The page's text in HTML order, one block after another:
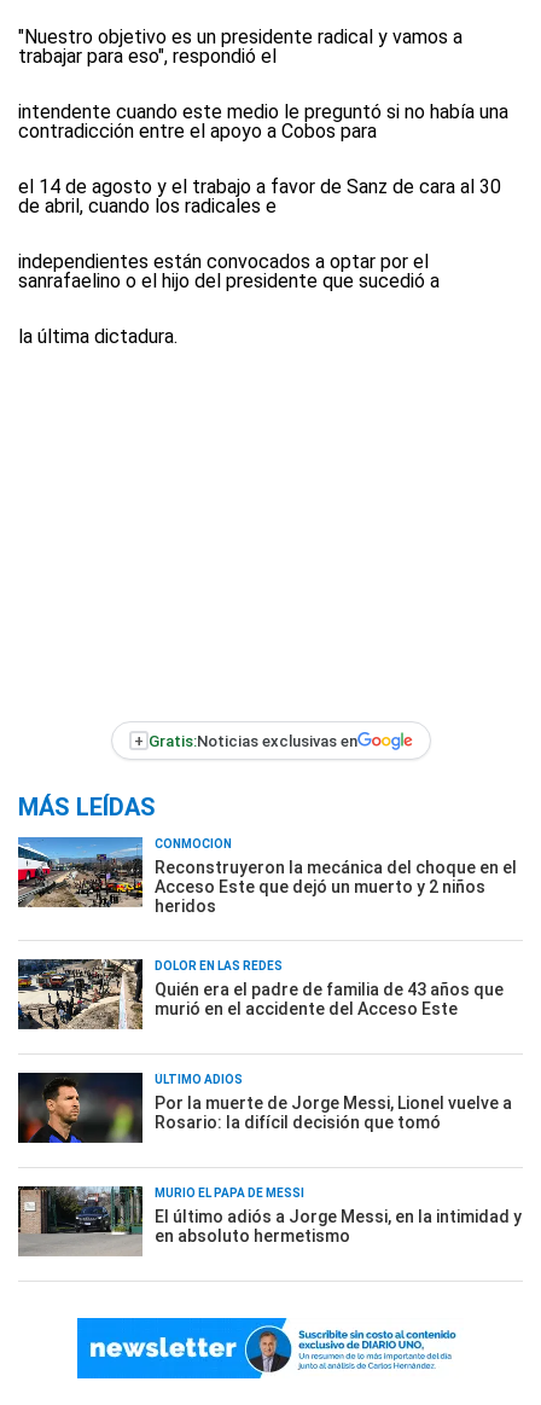
"Nuestro objetivo es un presidente radical y vamos a
trabajar para eso", respondió el
intendente cuando este medio le preguntó si no había una
contradicción entre el apoyo a Cobos para
el 14 de agosto y el trabajo a favor de Sanz de cara al 30
de abril, cuando los radicales e
independientes están convocados a optar por el
sanrafaelino o el hijo del presidente que sucedió a
la última dictadura.
+ Gratis:Noticias exclusivas en
MÁS LEÍDAS
CONMOCIÓN
Reconstruyeron la mecánica del choque en el
Acceso Este que dejó un muerto y 2 niños
heridos
DOLOR EN LAS REDES
Quién era el padre de familia de 43 años que
murió en el accidente del Acceso Este
ÚLTIMO ADIÓS
Por la muerte de Jorge Messi, Lionel vuelve a
Rosario: la difícil decisión que tomó
MURIÓ EL PAPÁ DE MESSI
El último adiós a Jorge Messi, en la intimidad y
en absoluto hermetismo